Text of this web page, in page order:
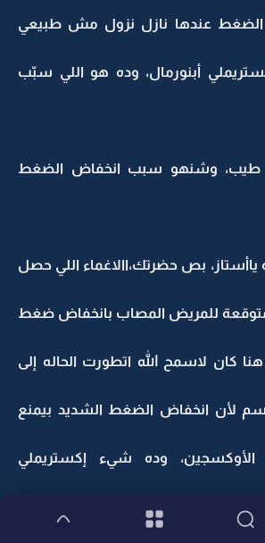
عندها نازل نزول مش طبيعي
أبنورمال، وده هو اللي سبّب
وشنهو سبب انخفاض الضغط
ياأستاز، بص حضرتك،االاغماء اللي حصل
للمريض المصاب بانخفاض ضغط
كان لاسمح الله اتطورت الحاله إلى
لأن انخفاض الضغط الشديد بيمنع
وده شيء إكستريملي